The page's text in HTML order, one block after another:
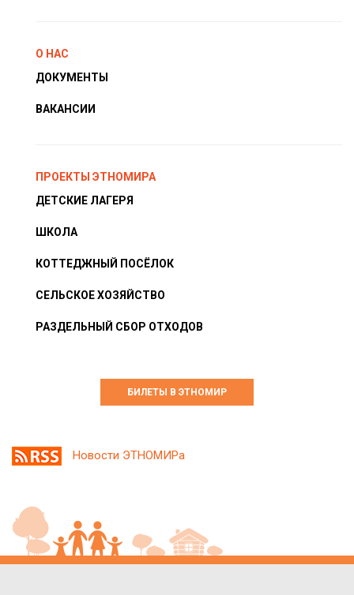
О НАС
ДОКУМЕНТЫ
ВАКАНСИИ
ПРОЕКТЫ ЭТНОМИРА
ДЕТСКИЕ ЛАГЕРЯ
ШКОЛА
КОТТЕДЖНЫЙ ПОСЁЛОК
СЕЛЬСКОЕ ХОЗЯЙСТВО
РАЗДЕЛЬНЫЙ СБОР ОТХОДОВ
БИЛЕТЫ В ЭТНОМИР
Новости ЭТНОМИРа